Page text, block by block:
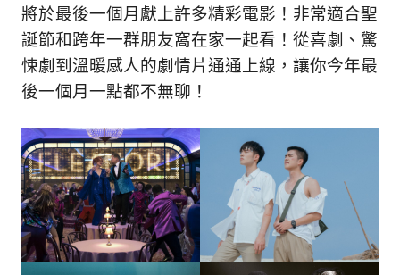
自
己
的
生
活
態
度
生
活
的
雜
誌。
精
采
豐
富
的
時
尚
潮
將於最後一個月獻上許多精彩電影！非常適合聖
誕節和跨年一群朋友窩在家一起看！從喜劇、驚
悚劇到溫暖感人的劇情片通通上線，讓你今年最
後一個月一點都不無聊！